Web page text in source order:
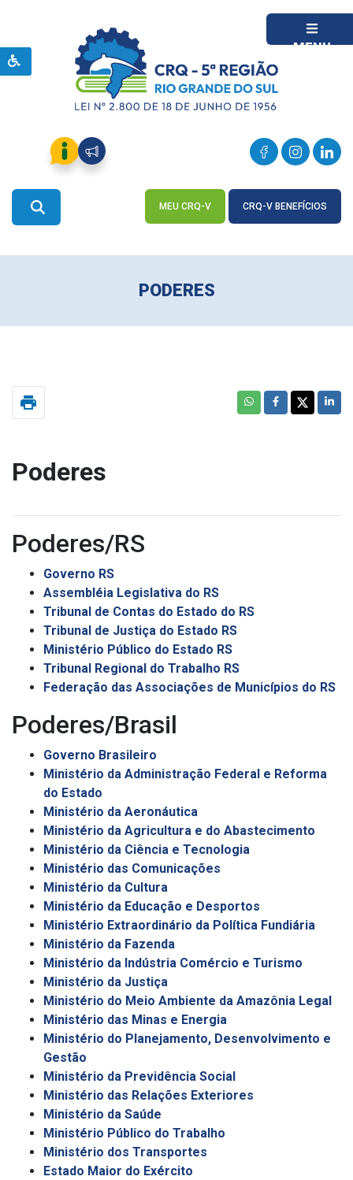
MENU
MEU CRQ-V CRQ-V BENEFÍCIOS
PODERES
print
Poderes
Poderes/RS
Governo RS
Assembléia Legislativa do RS
Tribunal de Contas do Estado do RS
Tribunal de Justiça do Estado RS
Ministério Público do Estado RS
Tribunal Regional do Trabalho RS
Federação das Associações de Municípios do RS
Poderes/Brasil
Governo Brasileiro
Ministério da Administração Federal e Reforma
do Estado
Ministério da Aeronáutica
Ministério da Agricultura e do Abastecimento
Ministério da Ciência e Tecnologia
Ministério das Comunicações
Ministério da Cultura
Ministério da Educação e Desportos
Ministério Extraordinário da Política Fundiária
Ministério da Fazenda
Ministério da Indústria Comércio e Turismo
Ministério da Justiça
Ministério do Meio Ambiente da Amazônia Legal
Ministério das Minas e Energia
Ministério do Planejamento, Desenvolvimento e
Gestão
Ministério da Previdência Social
Ministério das Relações Exteriores
Ministério da Saúde
Ministério Público do Trabalho
Ministério dos Transportes
Estado Maior do Exército